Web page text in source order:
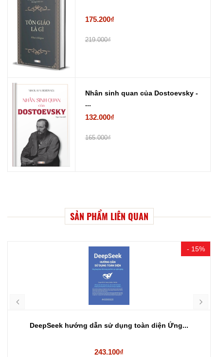
175.200₫
219.000₫
Nhân sinh quan của Dostoevsky -
...
132.000₫
165.000₫
SẢN PHẨM LIÊN QUAN
- 15%
DeepSeek hướng dẫn sử dụng toàn diện Ứng...
243.100₫